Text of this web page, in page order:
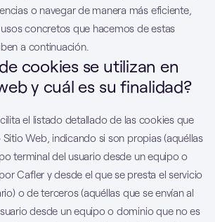
o navegar de manera más eficiente,
concretos que hacemos de estas
a continuación.
cookies se utilizan en
y cuál es su finalidad?
el listado detallado de las cookies que
Web, indicando si son propias (aquéllas
terminal del usuario desde un equipo o
Cafler y desde el que se presta el servicio
o de terceros (aquéllas que se envían al
desde un equipo o dominio que no es